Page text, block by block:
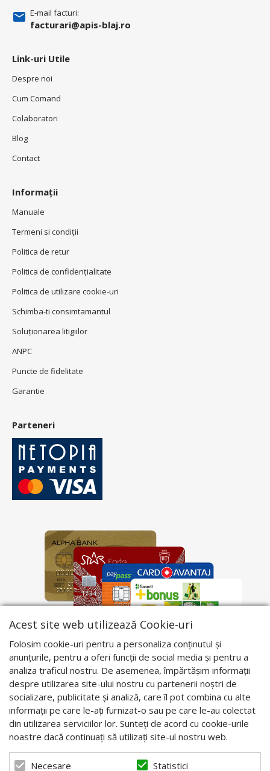
E-mail facturi:
facturari@apis-blaj.ro
Link-uri Utile
Despre noi
Cum Comand
Colaboratori
Blog
Contact
Informații
Manuale
Termeni si condiţii
Politica de retur
Politica de confidenţialitate
Politica de utilizare cookie-uri
Schimba-ti consimtamantul
Soluționarea litigiilor
ANPC
Puncte de fidelitate
Garantie
Parteneri
Acest site web utilizează Cookie-uri
Folosim cookie-uri pentru a personaliza conținutul și
anunțurile, pentru a oferi funcții de social media și pentru a
analiza traficul nostru. De asemenea, împărtășim informații
despre utilizarea site-ului nostru cu partenerii noștri de
socializare, publicitate și analiză, care îl pot combina cu alte
informații pe care le-ați furnizat-o sau pe care le-au colectat
din utilizarea serviciilor lor. Sunteți de acord cu cookie-urile
noastre dacă continuați să utilizați site-ul nostru web.
Necesare Statistici